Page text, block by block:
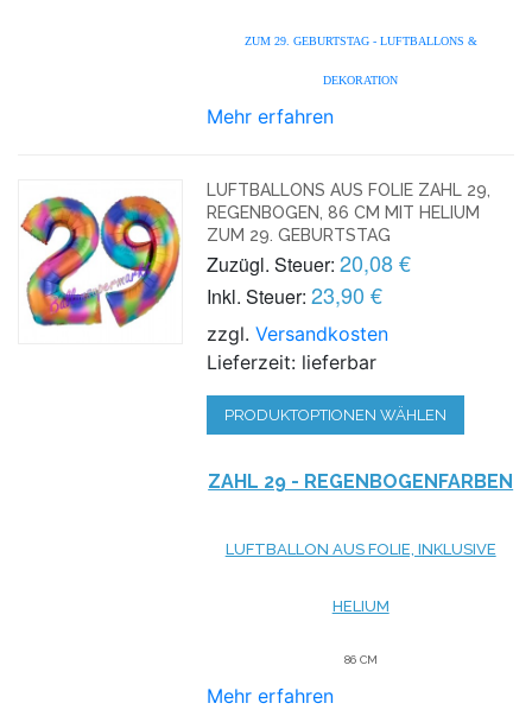
ZUM 29. GEBURTSTAG - LUFTBALLONS &
DEKORATION
Mehr erfahren
LUFTBALLONS AUS FOLIE ZAHL 29,
REGENBOGEN, 86 CM MIT HELIUM
ZUM 29. GEBURTSTAG
Zuzügl. Steuer: 20,08 €
Inkl. Steuer: 23,90 €
zzgl.Versandkosten
Lieferzeit: lieferbar
PRODUKTOPTIONEN WÄHLEN
ZAHL 29 - REGENBOGENFARBEN
LUFTBALLON AUS FOLIE, INKLUSIVE
HELIUM
86 CM
Mehr erfahren